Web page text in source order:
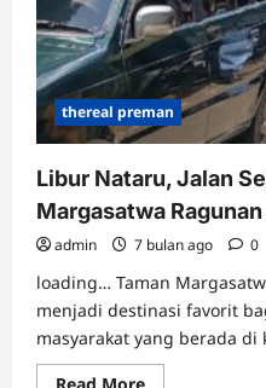
thereal preman
Libur Nataru, Jalan
Margasatwa
admin 7 bulan ago 0
loading… Taman
menjadi destinasi favorit
masyarakat yang berada di
Read MoreRead